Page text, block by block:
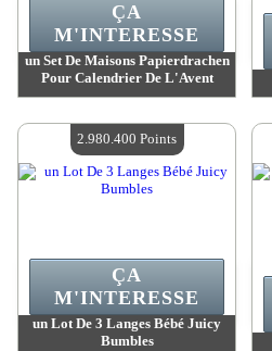
un Set De Maisons Papierdrachen
Pour Calendrier De L'Avent
Quantité Disponible :4
ÇA
M'INTERESSE
un Lot De 3 Langes Bébé Juicy
Bumbles
ÇA
M'INTERESSE
2.980.400 Points